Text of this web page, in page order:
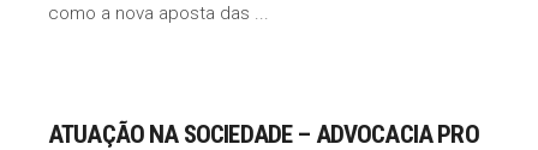
como a nova aposta das
ATUAÇÃO NA SOCIEDADE – ADVOCACIA PRO